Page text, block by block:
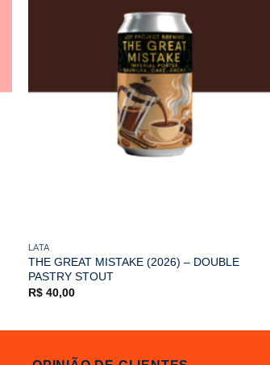
LATA
THE GREAT MISTAKE (2026) – DOUBLE
PASTRY STOUT
R$40,00